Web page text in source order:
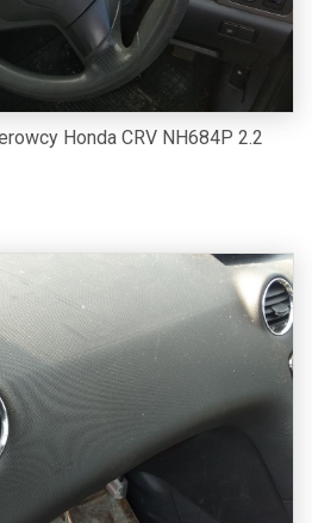
Honda CRV NH684P 2.2